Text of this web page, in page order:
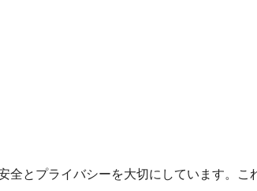
とプライバシーを大切にしています。こ